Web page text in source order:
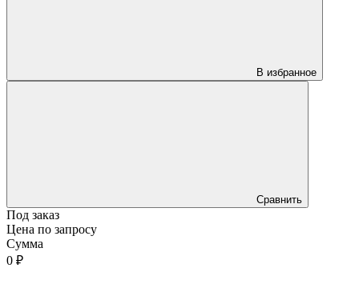
В избранное
Сравнить
Под заказ
Цена по запросу
Сумма
0 ₽